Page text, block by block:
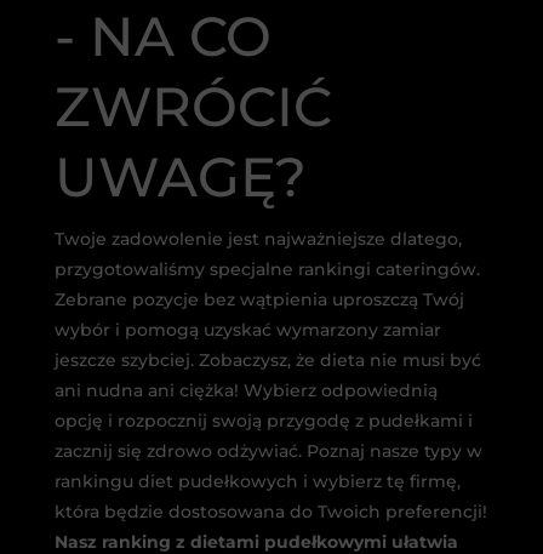
- NA CO
ZWRÓCIĆ
UWAGĘ?
Twoje zadowolenie jest najważniejsze dlatego,
przygotowaliśmy specjalne rankingi cateringów.
Zebrane pozycje bez wątpienia uproszczą Twój
wybór i pomogą uzyskać wymarzony zamiar
jeszcze szybciej. Zobaczysz, że dieta nie musi być
ani nudna ani ciężka! Wybierz odpowiednią
opcję i rozpocznij swoją przygodę z pudełkami i
zacznij się zdrowo odżywiać. Poznaj nasze typy w
rankingu diet pudełkowych i wybierz tę firmę,
która będzie dostosowana do Twoich preferencji!
Nasz ranking z dietami pudełkowymi ułatwia